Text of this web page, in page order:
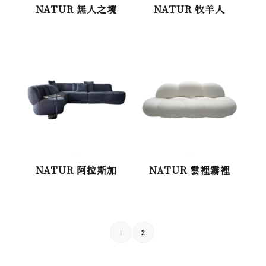
NATUR 無人之境 NATUR 牧羊人
NATUR 阿拉斯加 NATUR 雲裡霧裡
1 2